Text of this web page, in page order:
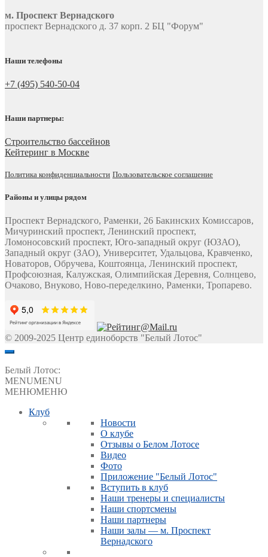
м. Проспект Вернадского
проспект Вернадского д. 37 корп. 2 БЦ "Форум"
Наши телефоны
+7 (495) 540-50-04
Наши партнеры:
Строительство бассейнов
Кейтеринг в Москве
Политика конфиденциальности Пользовательское соглашение
Районы и улицы рядом
Проспект Вернадского, Раменки, 26 Бакинских Комиссаров,
Мичуринский проспект, Ленинский проспект,
Ломоносовский проспект, Юго-западный округ (ЮЗАО),
Западный округ (ЗАО), Университет, Удальцова, Кравченко,
Новаторов, Обручева, Коштоянца, Ленинский проспект,
Профсоюзная, Калужская, Олимпийская Деревня, Солнцево,
Очаково, Внуково, Ново-переделкино, Раменки, Тропарево.
© 2009-2025 Центр единоборств "Белый Лотос"
Белый Лотос:
MENUMENU
МЕНЮМЕНЮ
Клуб
Новости
О клубе
Отзывы о Белом Лотосе
Видео
Фото
Приложение "Белый Лотос"
Вступить в клуб
Наши тренеры и специалисты
Наши спортсмены
Наши партнеры
Наши залы — м. Проспект
Вернадского